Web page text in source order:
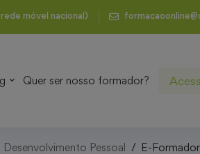
móvel nacional)
Quer ser nosso formador?
Desenvolvimento Pessoal E-